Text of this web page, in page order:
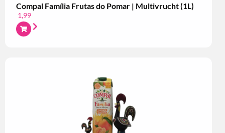
Compal Família Frutas do Pomar | Multivrucht (1L)
1,99